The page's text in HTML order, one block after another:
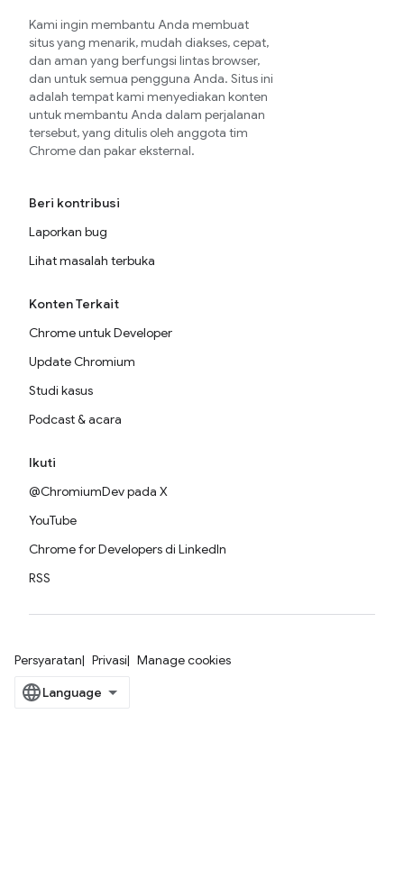
Kami ingin membantu Anda membuat
situs yang menarik, mudah diakses, cepat,
dan aman yang berfungsi lintas browser,
dan untuk semua pengguna Anda. Situs ini
adalah tempat kami menyediakan konten
untuk membantu Anda dalam perjalanan
tersebut, yang ditulis oleh anggota tim
Chrome dan pakar eksternal.
Beri kontribusi
Laporkan bug
Lihat masalah terbuka
Konten Terkait
Chrome untuk Developer
Update Chromium
Studi kasus
Podcast & acara
Ikuti
@ChromiumDev pada X
YouTube
Chrome for Developers di LinkedIn
RSS
Persyaratan Privasi Manage cookies